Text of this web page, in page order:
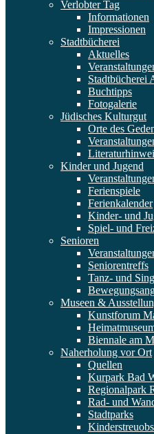
Verlobter Tag
Informationen
Impressionen
Stadtbücherei
Aktuelles
Stadtbücherei
Buchtipps
Fotogalerie
Jüdisches Kulturgut
Orte des
Kinder und Jugend
Ferienspiele
Ferienkalender
Kinder- und
Spiel- und
Senioren
Seniorentreffs
Tanz- und
Museen &
Kunstforum
Biennale am
Naherholung vor Ort
Quellen
Kurpark Bad
Regionalpark
Rad- und
Stadtparks